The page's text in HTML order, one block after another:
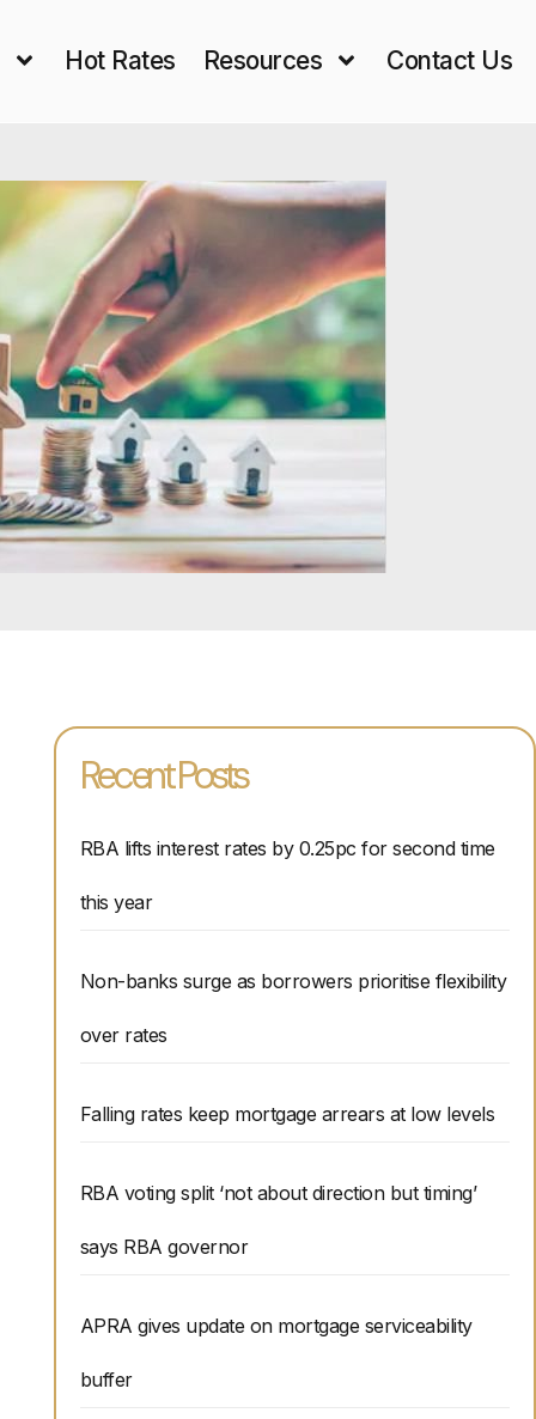
Hot Rates Resources Contact Us
Recent Posts
RBA lifts interest rates by 0.25pc for second time
this year
Non-banks surge as borrowers prioritise flexibility
over rates
Falling rates keep mortgage arrears at low levels
RBA voting split ‘not about direction but timing’
says RBA governor
APRA gives update on mortgage serviceability
buffer